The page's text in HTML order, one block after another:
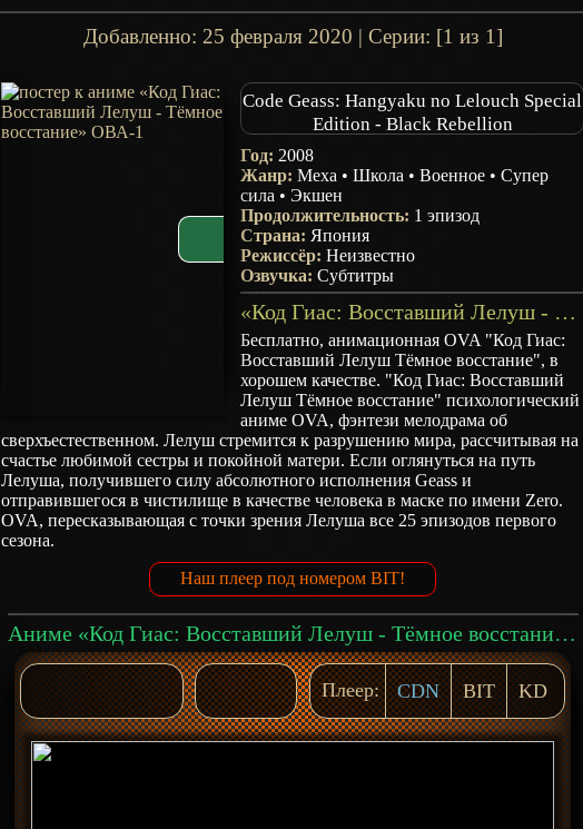
Добавленно: 25 февраля 2020 | Серии: [1 из 1]
Code Geass: Hangyaku no Lelouch Special
Edition - Black Rebellion
Год: 2008
Жанр:Меха •Школа •Военное •Супер
сила • Экшен
Продолжительность: 1 эпизод
Страна: Япония
Режиссёр:Неизвестно
Озвучка:Субтитры
«Код Гиас: Восставший Лелуш - Тёмное восстание» ОВА-1 - описание
Бесплатно, анимационная OVA "Код Гиас:
Восставший Лелуш Тёмное восстание", в
хорошем качестве. "Код Гиас: Восставший
Лелуш Тёмное восстание" психологический
аниме OVA, фэнтези мелодрама об
сверхъестественном. Лелуш стремится к разрушению мира, рассчитывая на
счастье любимой сестры и покойной матери. Если оглянуться на путь
Лелуша, получившего силу абсолютного исполнения Geass и
отправившегося в чистилище в качестве человека в маске по имени Zero.
OVA, пересказывающая с точки зрения Лелуша все 25 эпизодов первого
сезона.
Наш плеер под номером BIT!
Аниме «Код Гиас: Восставший Лелуш - Тёмное восстание» ОВА-1 смотреть онлайн
Плеер: CDN BIT KD